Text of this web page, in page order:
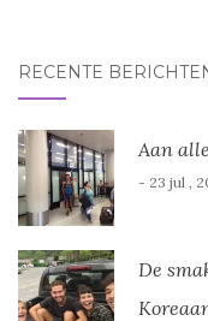
RECENTE
Aan
- 23 jul ,
De